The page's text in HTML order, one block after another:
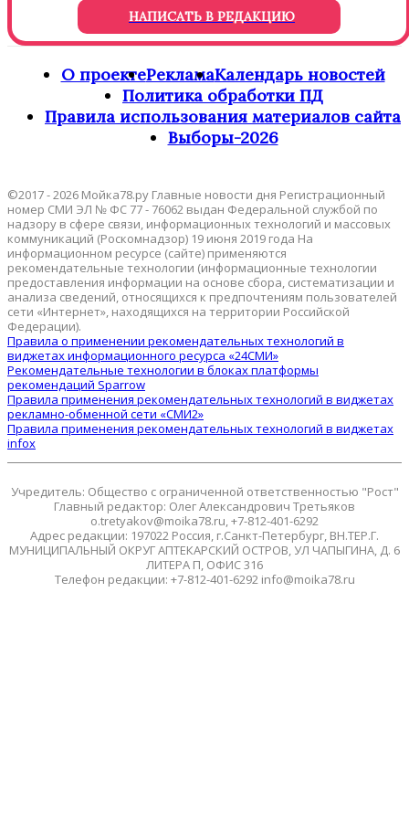
НАПИСАТЬ В РЕДАКЦИЮ
О проектеРекламаКалендарь новостей
Политика обработки ПД
Правила использования материалов сайта
Выборы-2026
©2017 - 2026 Мойка78.ру Главные новости дня Регистрационный
номер СМИ ЭЛ № ФС 77 - 76062 выдан Федеральной службой по
надзору в сфере связи, информационных технологий и массовых
коммуникаций (Роскомнадзор) 19 июня 2019 года На
информационном ресурсе (сайте) применяются
рекомендательные технологии (информационные технологии
предоставления информации на основе сбора, систематизации и
анализа сведений, относящихся к предпочтениям пользователей
сети «Интернет», находящихся на территории Российской
Федерации).
Правила о применении рекомендательных технологий в
виджетах информационного ресурса «24СМИ»
Рекомендательные технологии в блоках платформы
рекомендаций Sparrow
Правила применения рекомендательных технологий в виджетах
рекламно-обменной сети «СМИ2»
Правила применения рекомендательных технологий в виджетах
infox
Учредитель: Общество с ограниченной ответственностью "Рост"
Главный редактор: Олег Александрович Третьяков
o.tretyakov@moika78.ru, +7-812-401-6292
Адрес редакции: 197022 Россия, г.Санкт-Петербург, ВН.ТЕР.Г.
МУНИЦИПАЛЬНЫЙ ОКРУГ АПТЕКАРСКИЙ ОСТРОВ, УЛ ЧАПЫГИНА, Д. 6
ЛИТЕРА П, ОФИС 316
Телефон редакции: +7-812-401-6292 info@moika78.ru